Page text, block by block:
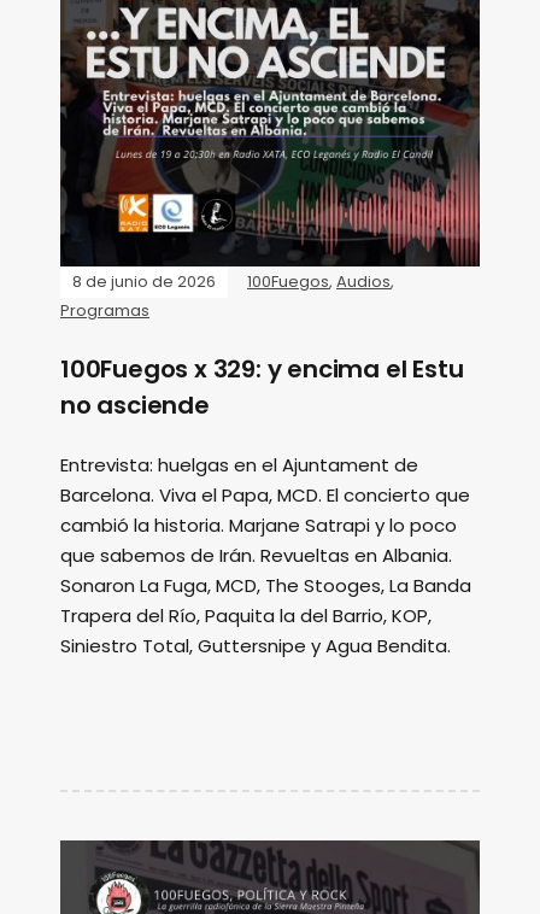
8 de junio de 2026 100Fuegos, Audios,
Programas
100Fuegos x 329: y encima el Estu
no asciende
Entrevista: huelgas en el Ajuntament de
Barcelona. Viva el Papa, MCD. El concierto que
cambió la historia. Marjane Satrapi y lo poco
que sabemos de Irán. Revueltas en Albania.
Sonaron La Fuga, MCD, The Stooges, La Banda
Trapera del Río, Paquita la del Barrio, KOP,
Siniestro Total, Guttersnipe y Agua Bendita.